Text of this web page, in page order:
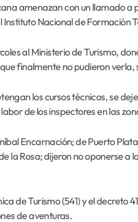
amenazan con un llamado
Nacional de Formación
al Ministerio de Turismo,
finalmente no pudieron
los cursos técnicos, se
de los inspectores en las
Encarnación; de Puerto
la Rosa; dijeron no oponerse a
de Turismo (541) y el decreto
de aventuras.